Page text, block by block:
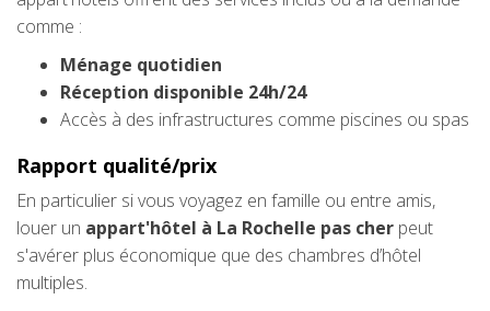
comme :
Ménage quotidien
Réception disponible 24h/24
Accès à des infrastructures comme piscines ou spas
Rapport qualité/prix
En particulier si vous voyagez en famille ou entre amis,
louer un appart'hôtel à La Rochelle pas cher peut
s'avérer plus économique que des chambres d’hôtel
multiples.